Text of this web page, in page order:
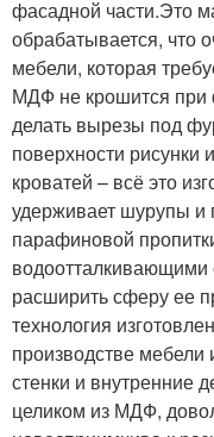
фасадной части.Это
обрабатывается, что
мебели, которая
МДФ не крошится при
делать вырезы под
поверхности
кроватей – всё это
удерживает шурупы и
парафиновой
водоотталкивающими
расширить сферу ее
технология
производстве
стенки и внутренние
целиком из МДФ,